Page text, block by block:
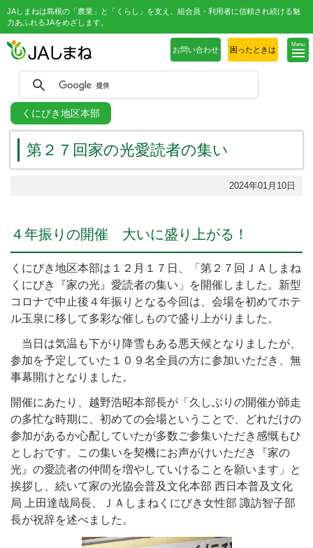
JAしまねは島根の「農業」と「くらし」を支え、組合員・利用者に信頼され続ける魅
力あふれるJAをめざします。
Menu
お問い合わせ 困ったときは
くにびき地区本部
第２７回家の光愛読者の集い
2024年01月10日
４年振りの開催 大いに盛り上がる！
くにびき地区本部は１２月１７日、「第２７回ＪＡしまね
くにびき『家の光』愛読者の集い」を開催しました。新型
コロナで中止後４年振りとなる今回は、会場を初めてホテ
ル玉泉に移して多彩な催しもので盛り上がりました。
当日は気温も下がり降雪もある悪天候となりましたが、
参加を予定していた１０９名全員の方に参加いただき、無
事幕開けとなりました。
開催にあたり、越野浩昭本部長が「久しぶりの開催が師走
の多忙な時期に、初めての会場ということで、どれだけの
参加があるか心配していたが多数ご参集いただき感慨もひ
としおです。この集いを契機にお声がけいただき『家の
光』の愛読者の仲間を増やしていけることを願います」と
挨拶し、続いて家の光協会普及文化本部 西日本普及文化
局 上田達哉局長、ＪＡしまねくにびき女性部 諏訪智子部
長が祝辞を述べました。